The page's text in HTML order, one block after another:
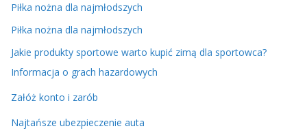
Piłka nożna dla najmłodszych
Piłka nożna dla najmłodszych
Jakie produkty sportowe warto kupić zimą dla sportowca?
Informacja o grach hazardowych
Załóż konto i zarób
Najtańsze ubezpieczenie auta